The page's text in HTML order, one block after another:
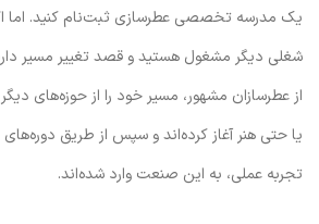
یک مدرسه تخصصی عطرسازی ثبت‌نام کنید. اما
شغلی دیگر مشغول هستید و قصد تغییر مسیر
از عطرسازان مشهور، مسیر خود را از حوزه‌های
یا حتی هنر آغاز کرده‌اند و سپس از طریق
تجربه عملی، به این صنعت وارد شده‌اند.